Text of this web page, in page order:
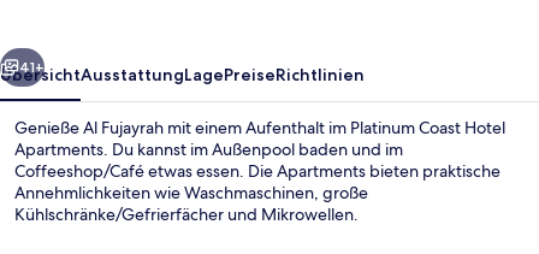
Weiter
41+
ÜbersichtAusstattungLagePreiseRichtlinien
Genieße Al Fujayrah mit einem Aufenthalt im Platinum Coast Hotel
Apartments. Du kannst im Außenpool baden und im
Coffeeshop/Café etwas essen. Die Apartments bieten praktische
Annehmlichkeiten wie Waschmaschinen, große
Kühlschränke/Gefrierfächer und Mikrowellen.